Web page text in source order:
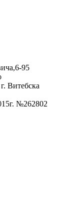
95
Витебска
№262802